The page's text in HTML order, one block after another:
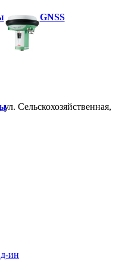
Сельскохозяйственная,
ин
GNSS